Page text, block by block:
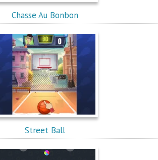
Chasse Au Bonbon
Street Ball